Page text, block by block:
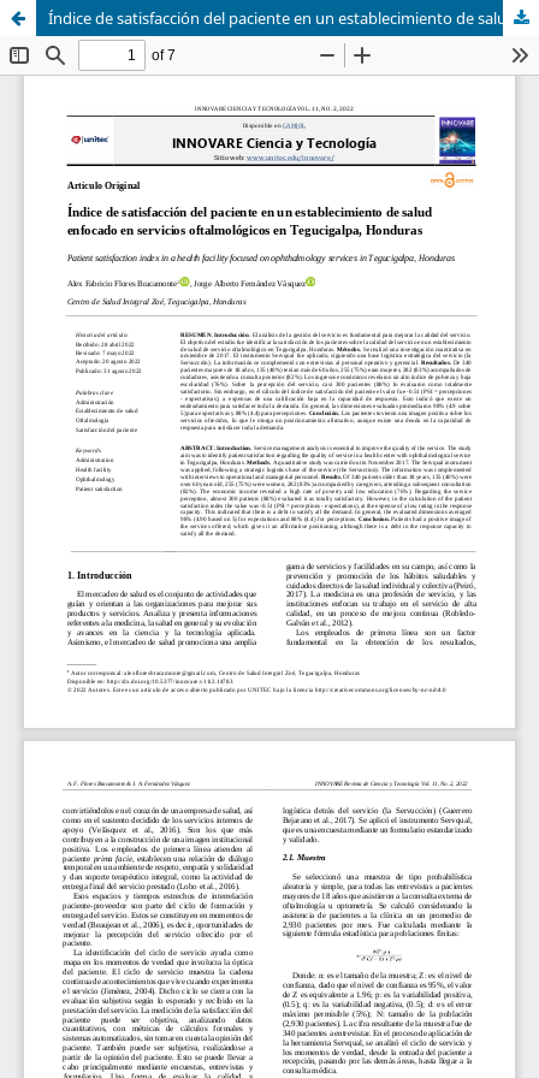
Índice de satisfacción del paciente en un establecimiento de salud enfocado en servicios oftalmológicos en Tegucigalpa, Honduras